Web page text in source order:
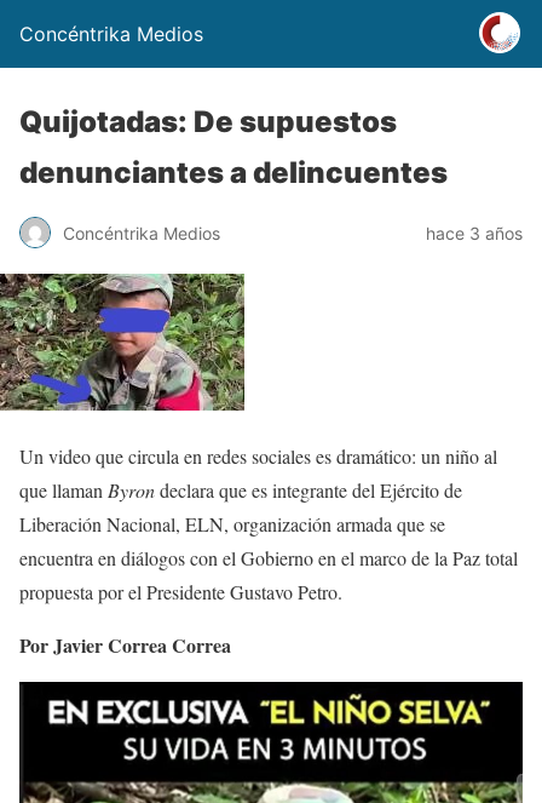
Concéntrika Medios
Quijotadas: De supuestos
denunciantes a delincuentes
Concéntrika Medios hace 3 años
Un video que circula en redes sociales es dramático: un niño al
que llaman Byrondeclara que es integrante del Ejército de
Liberación Nacional, ELN, organización armada que se
encuentra en diálogos con el Gobierno en el marco de la Paz total
propuesta por el Presidente Gustavo Petro.
Por Javier Correa Correa